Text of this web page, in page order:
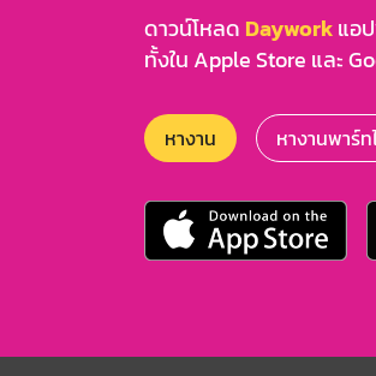
ดาวน์โหลด Dayworkแอ
ทั้งใน Apple Store และ
หางาน หางานพาร์